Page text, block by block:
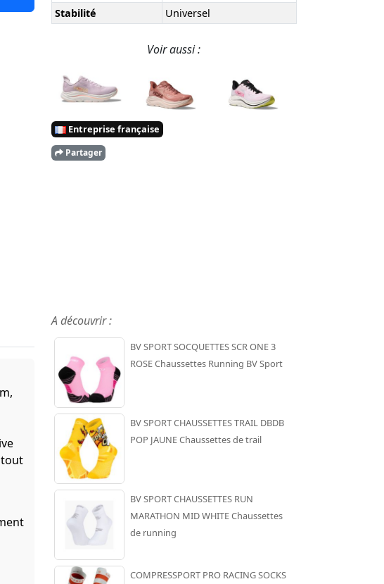
Stabilité
Universel
Voir aussi :
Entreprise française
Partager
A découvrir :
BV SPORT SOCQUETTES SCR ONE 3
ROSE Chaussettes Running BV Sport
BV SPORT CHAUSSETTES TRAIL DBDB
POP JAUNE Chaussettes de trail
BV SPORT CHAUSSETTES RUN
MARATHON MID WHITE Chaussettes
de running
COMPRESSPORT PRO RACING SOCKS